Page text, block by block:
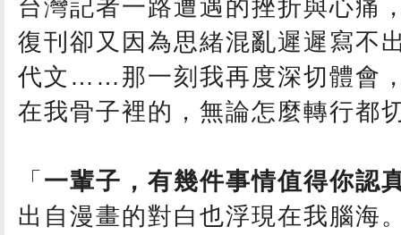
台灣記者一路遭遇的挫折與心痛
復刊卻又因為思緒混亂遲遲寫不
代文……那一刻我再度深切體會
在我骨子裡的，無論怎麼轉行都
「 一輩子，有幾件事情值得你認
出自漫畫的對白也浮現在我腦海